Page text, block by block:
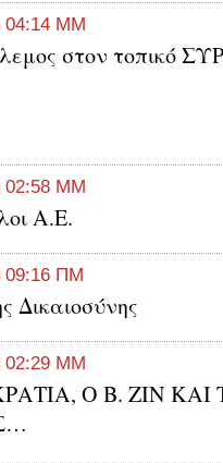
04:14 ΜΜ
στον τοπικό
02:58 ΜΜ
Α.Ε.
09:16 ΠΜ
Δικαιοσύνης
02:29 ΜΜ
Ο Β. ΖΙΝ ΚΑΙ